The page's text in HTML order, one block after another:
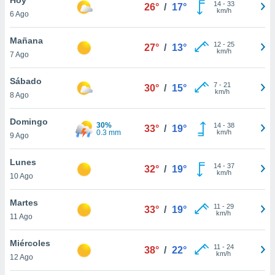
y
en
más
de
6 Ago
26° / 17° 14- 33
km/h
Mañana
7 Ago
27° / 13° 12- 25
km/h
Sábado
8 Ago
30° / 15° 7- 21
km/h
Domingo
9 Ago
30%
0.3 mm
33° / 19° 14- 38
km/h
Lunes
10 Ago
32° / 19° 14- 37
km/h
Martes
11 Ago
33° / 19° 11 - 29
km/h
Miércoles
12 Ago
38° / 22° 11 - 24
km/h